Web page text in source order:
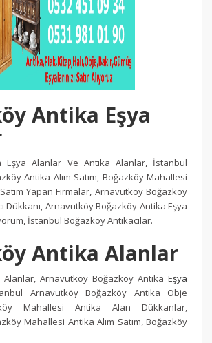
Antika Eşya
Eşya Alanlar Ve Antika Alanlar, İstanbul
Antika Alım Satım, Boğazköy Mahallesi
Yapan Firmalar, Arnavutköy Boğazköy
Dükkanı, Arnavutköy Boğazköy Antika Eşya
İstanbul Boğazköy Antikacılar.
Antika Alanlar
Arnavutköy Boğazköy Antika Eşya
Arnavutköy Boğazköy Antika Obje
Mahallesi Antika Alan Dükkanlar,
Mahallesi Antika Alım Satım, Boğazköy